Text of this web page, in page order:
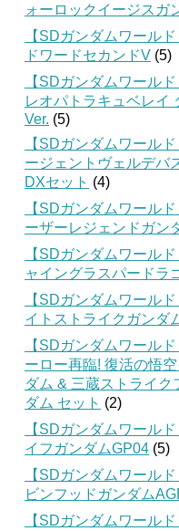
ォーロックイージスガ
【SDガンダムワール
ドワードセカンドV (5)
【SDガンダムワール
レオパトラキュベレイ
Ver. (5)
【SDガンダムワール
ージェントヴェルデバ
DXセット (4)
【SDガンダムワール
ーザーレジェンドガン
【SDガンダムワール
ャイングラスパードラ
【SDガンダムワール
イトストライクガンダ
【SDガンダムワール
ーロー再臨! 復活の悟
ダム & 三蔵ストライク
ダム セット (2)
【SDガンダムワール
イフガンダムGP04 (5)
【SDガンダムワール
ビンフッドガンダム
【SDガンダムワール